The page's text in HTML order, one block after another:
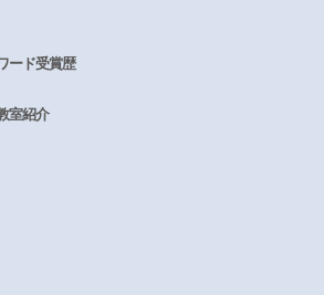
ード受賞歴
室紹介